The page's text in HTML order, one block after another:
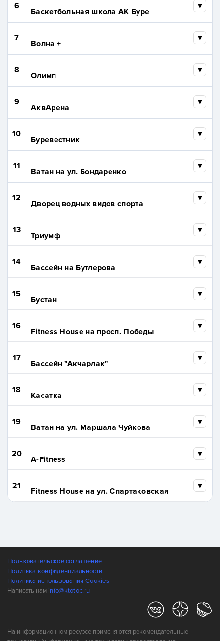
6
Баскетбольная школа АК Буре
7
Волна +
8
Олимп
9
АквАрена
10
Буревестник
11
Ватан на ул. Бондаренко
12
Дворец водных видов спорта
13
Триумф
14
Бассейн на Бутлерова
15
Бустан
16
Fitness House на просп. Победы
17
Бассейн "Акчарлак"
18
Касатка
19
Ватан на ул. Маршала Чуйкова
20
A-Fitness
21
Fitness House на ул. Спартаковская
Пользовательское соглашение
Политика конфиденциальности
Политика использования Cookies
Написать нам info@ktotop.ru
На информационном ресурсе применяются рекомендательные